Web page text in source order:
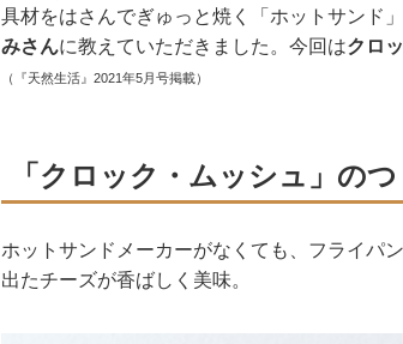
具材をはさんでぎゅっと焼く「ホットサンド
みさんに教えていただきました。今回はクロ
（『天然生活』2021年5月号掲載）
「クロック・ムッシュ」の
ホットサンドメーカーがなくても、フライパ
出たチーズが香ばしく美味。